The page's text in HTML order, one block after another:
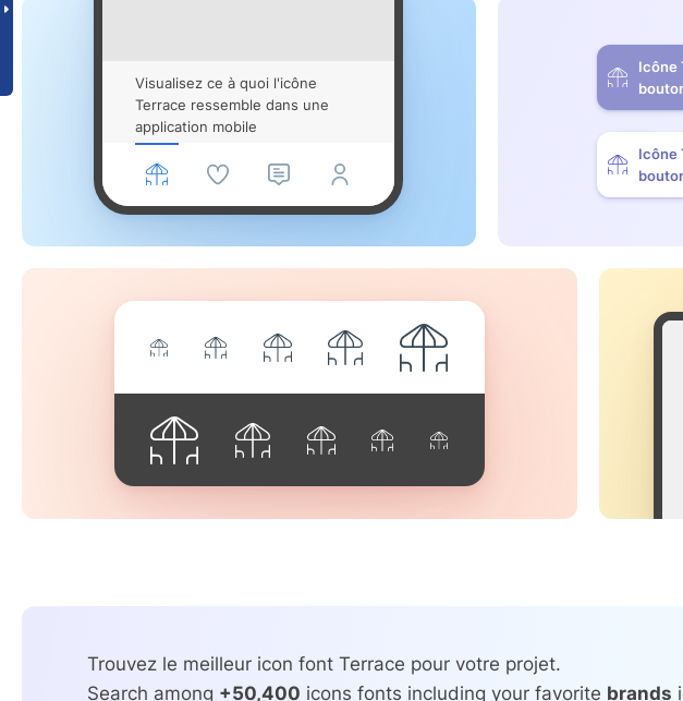
Visualisez ce à quoi l'icône
Terrace ressemble dans une
application mobile
Icône
Icône
Trouvez le meilleur icon font Terrace pour votre projet.
Search among +50,400 icons fonts including your favorite brands